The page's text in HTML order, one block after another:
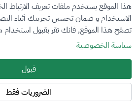
التصنيف
VFR1
فرع التقييم
هذا الموقع يستخدم ملفات تعريف الارتباط
الاستخدام و ضمان تحسين تجربتك أثناء
تصفح هذا الموقع, فانك تقر بقبول استخدام
سياسة الخصوصية
قبول
الضروريات فقط